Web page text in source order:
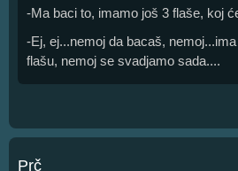
-Ma baci to, imamo još 3 flaše, koj
-Ej, ej...nemoj da bacaš,
flašu, nemoj se svadjamo sada....
Prč